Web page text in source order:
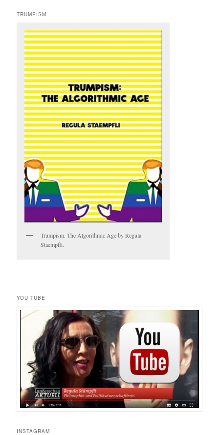
TRUMPISM
Trumpism. The Algorithmic Age by Regula
Staempfli.
YOU TUBE
INSTAGRAM